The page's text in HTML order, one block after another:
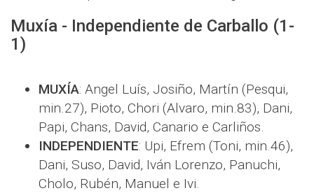
Muxía - Independiente de Carballo (1-
1)
MUXÍA: Angel Luís, Josiño, Martín (Pesqui,
min.27), Pioto, Chori (Alvaro, min.83), Dani,
Papi, Chans, David, Canario e Carliños.
INDEPENDIENTE: Upi, Efrem (Toni, min.46),
Dani, Suso, David, Iván Lorenzo, Panuchi,
Cholo, Rubén, Manuel e Ivi.